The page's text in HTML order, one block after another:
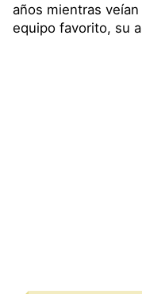
años mientras
equipo favorito, su